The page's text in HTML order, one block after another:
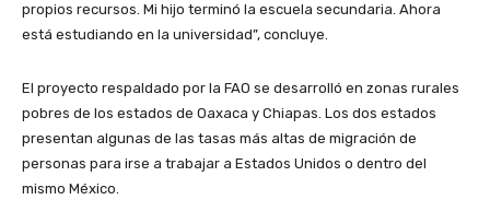
propios recursos. Mi hijo terminó la escuela secundaria. Ahora
está estudiando en la universidad”, concluye.
El proyecto respaldado por la FAO se desarrolló en zonas rurales
pobres de los estados de Oaxaca y Chiapas. Los dos estados
presentan algunas de las tasas más altas de migración de
personas para irse a trabajar a Estados Unidos o dentro del
mismo México.